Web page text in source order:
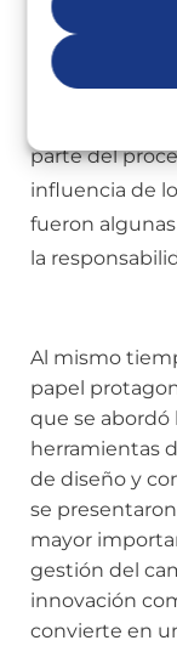
las últimas
espacios de
los criterios
corporate
parte del
influencia de
fueron
la
Al mismo
papel
que se abordó
herramientas
de diseño y
se
mayor
gestión del
innovación
convierte en